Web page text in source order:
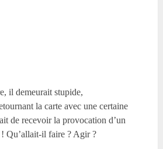
il demeurait stupide,
la carte avec une certaine
de recevoir la provocation d’un
Qu’allait-il faire ? Agir ?